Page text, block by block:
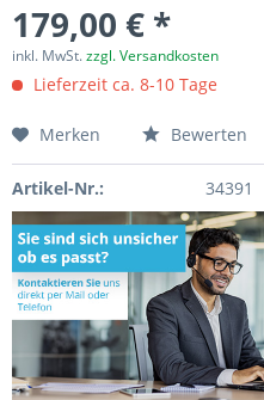
179,00 € *
inkl. MwSt.zzgl. Versandkosten
Lieferzeit ca. 8-10 Tage
Merken Bewerten
Artikel-Nr.: 34391